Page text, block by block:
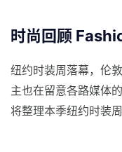
时尚回顾
纽约时装周落幕，伦
主也在留意各路媒体
将整理本季纽约时装